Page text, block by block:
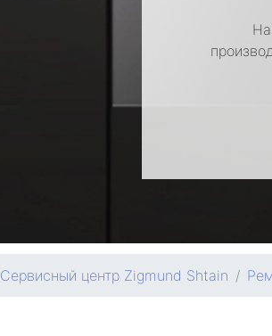
Сервисный центр Zigmund Shtain